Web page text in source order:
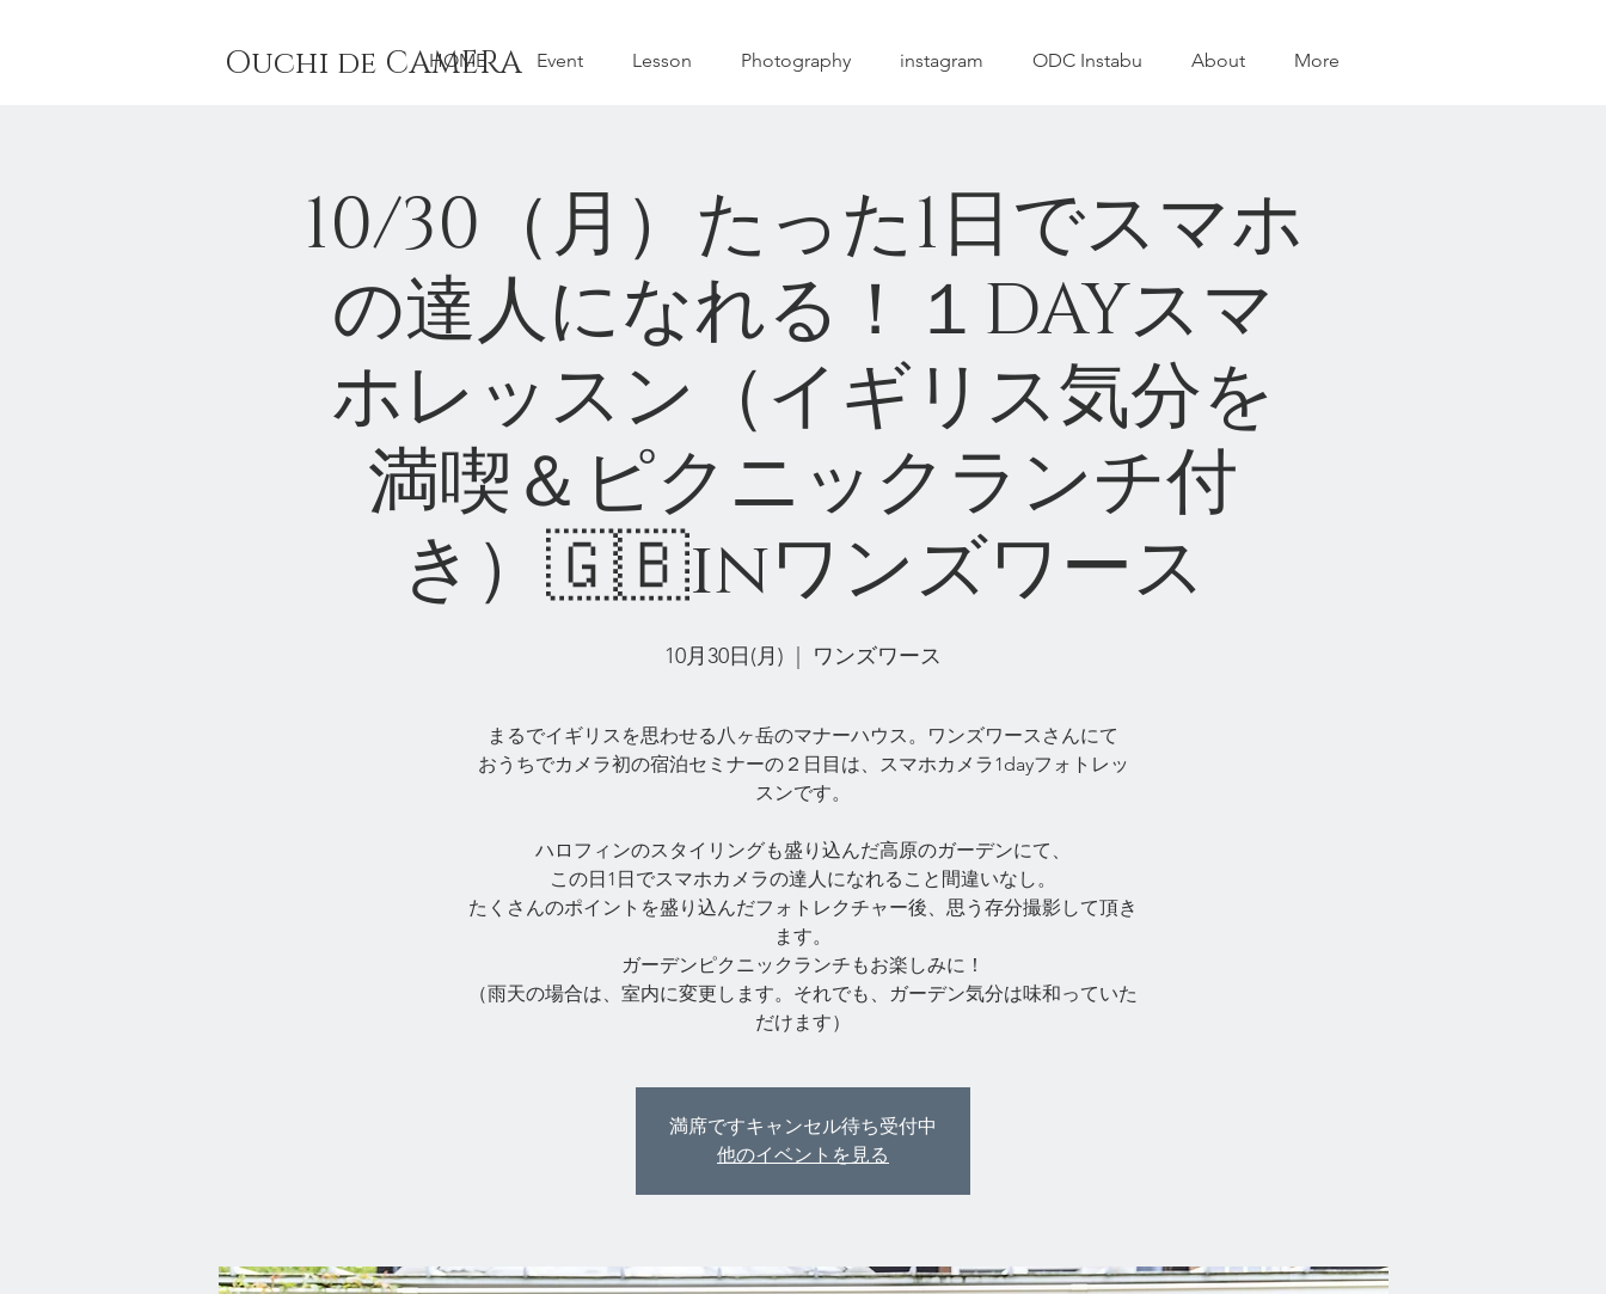
Ouchi de CAMERA
HOME Event Lesson Photography instagram ODC Instabu About More
10/30（月）たった1日でスマホ
の達人になれる！１DAYスマ
ホレッスン（イギリス気分を
満喫＆ピクニックランチ付
き）🇬🇧inワンズワース
10月30日(月) ワンズワース
まるでイギリスを思わせる八ヶ岳のマナーハウス。ワンズワースさんにて
おうちでカメラ初の宿泊セミナーの２日目は、スマホカメラ1dayフォトレッ
スンです。
ハロフィンのスタイリングも盛り込んだ高原のガーデンにて、
この日1日でスマホカメラの達人になれること間違いなし。
たくさんのポイントを盛り込んだフォトレクチャー後、思う存分撮影して頂き
ます。
ガーデンピクニックランチもお楽しみに！
（雨天の場合は、室内に変更します。それでも、ガーデン気分は味和っていた
だけます）
満席ですキャンセル待ち受付中
他のイベントを見る